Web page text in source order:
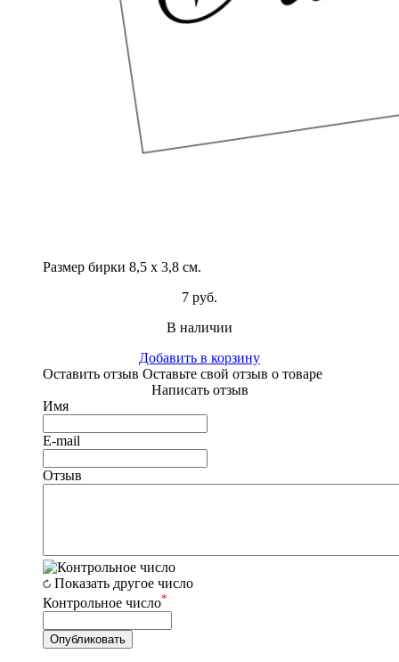
Размер бирки 8,5 х 3,8 см.
7 руб.
В наличии
Добавить в корзину
Оставить отзыв Оставьте свой отзыв о товаре
Написать отзыв
Имя
E-mail
Отзыв
Показать другое число
Контрольное число*